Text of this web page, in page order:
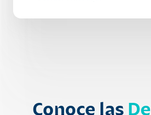
Conoce las